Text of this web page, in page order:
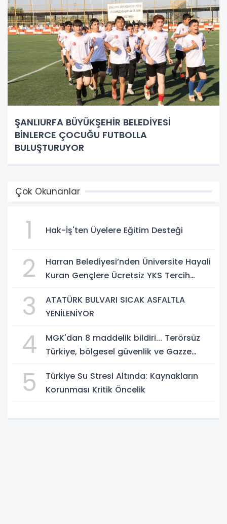
ŞANLIURFA BÜYÜKŞEHİR BELEDİYESİ
BİNLERCE ÇOCUĞU FUTBOLLA
BULUŞTURUYOR
Çok Okunanlar
1 Hak-İş'ten Üyelere Eğitim Desteği
2
Harran Belediyesi’nden Üniversite Hayali
Kuran Gençlere Ücretsiz YKS Tercih
3
ATATÜRK BULVARI SICAK ASFALTLA
YENİLENİYOR
4
MGK'dan 8 maddelik bildiri... Terörsüz
Türkiye, bölgesel güvenlik ve Gazze
5
Türkiye Su Stresi Altında: Kaynakların
Korunması Kritik Öncelik